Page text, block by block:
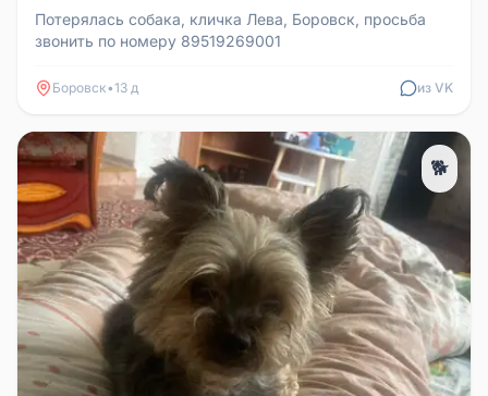
Потерялась собака, кличка Лева, Боровск, просьба
звонить по номеру 89519269001
Боровск•13 д из VK
🐕